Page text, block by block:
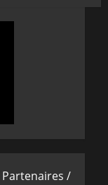
Partenaires /